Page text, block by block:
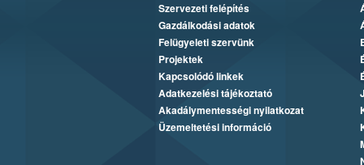
Szervezeti felépítés
Gazdálkodási adatok
Felügyeleti szervünk
Projektek
Kapcsolódó linkek
Adatkezelési tájékoztató
Akadálymentességi nyilatkozat
Üzemeltetési információ